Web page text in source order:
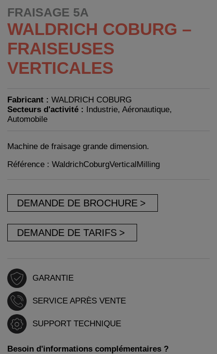
FRAISAGE 5A
WALDRICH COBURG –
FRAISEUSES
VERTICALES
Fabricant : WALDRICH COBURG
Secteurs d'activité : Industrie, Aéronautique,
Automobile
Machine de fraisage grande dimension.
Référence : WaldrichCoburgVerticalMilling
DEMANDE DE BROCHURE
DEMANDE DE TARIFS
GARANTIE
SERVICE APRÈS VENTE
SUPPORT TECHNIQUE
Besoin d'informations complémentaires ?